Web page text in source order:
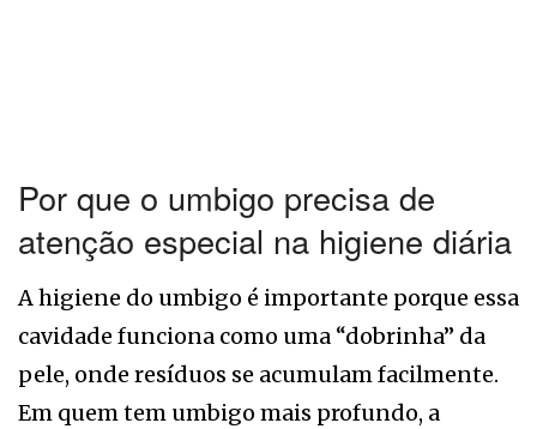
Por que o umbigo precisa de
atenção especial na higiene diária
A higiene do umbigo é importante porque essa
cavidade funciona como uma “dobrinha” da
pele, onde resíduos se acumulam facilmente.
Em quem tem umbigo mais profundo, a